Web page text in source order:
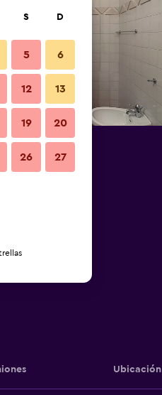
Ubicación
S D
5 6
12 13
19 20
26 27